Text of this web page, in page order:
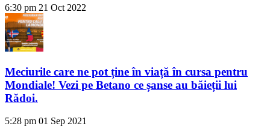
6:30 pm 21 Oct 2022
Meciurile care ne pot ține în viață în cursa pentru
Mondiale! Vezi pe Betano ce șanse au băieții lui
Rădoi.
5:28 pm 01 Sep 2021